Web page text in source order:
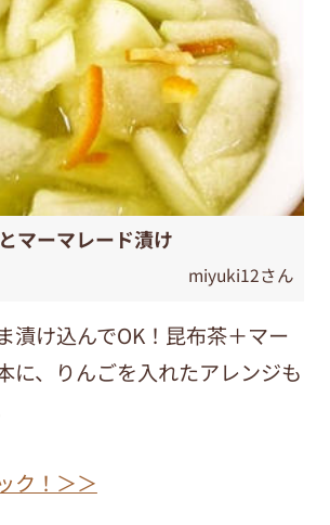
マーマレード漬け
miyuki12さん
漬け込んでOK！昆布茶＋マー
に、りんごを入れたアレンジも
ク！＞＞